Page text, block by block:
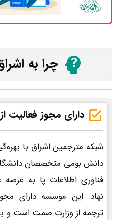
چرا به
دارای مجوز فعالیت
شبکه مترجمین اشراق با
دانش بومی متخصصان
فناوری اطلاعات پا به عرصه
نهاد. این موسسه دارای
ترجمه از وزارت صمت است و